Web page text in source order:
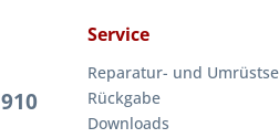
Service
Reparatur- und
Rückgabe
Downloads